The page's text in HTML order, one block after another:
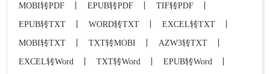
MOBI转PDF EPUB转PDF TIF转PDF
EPUB转TXT
WORD转TXT EXCEL转TXT
MOBI转TXT
TXT转MOBI AZW3转TXT
EXCEL转Word
TXT转Word EPUB转Word